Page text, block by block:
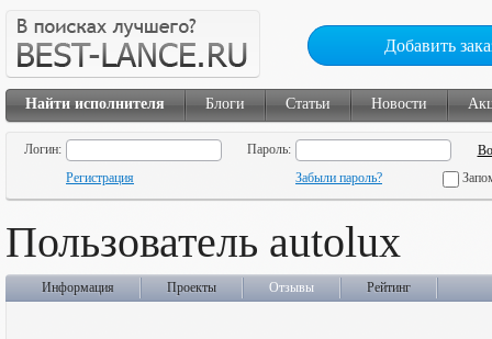
Добавить
Найти исполнителя Блоги Статьи Новости
Логин:
Пароль:
Регистрация
Забыли пароль?
Пользователь autolux
Информация Проекты Отзывы Рейтинг